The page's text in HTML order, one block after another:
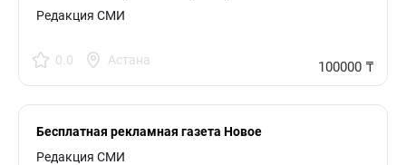
Zheruyik
Редакция СМИ
0.0 Астана 100000 ₸
Бесплатная рекламная газета Новое
время
Редакция СМИ